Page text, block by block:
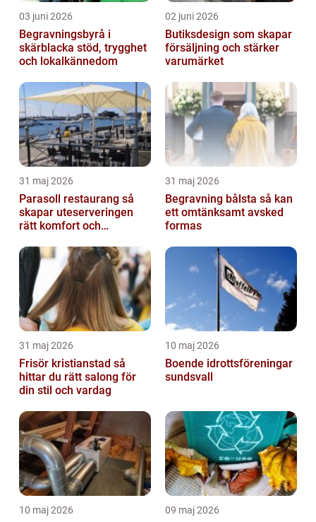
03 juni 2026
Begravningsbyrå i
skärblacka stöd, trygghet
och lokalkännedom
02 juni 2026
Butiksdesign som skapar
försäljning och stärker
varumärket
31 maj 2026
Parasoll restaurang så
skapar uteserveringen
rätt komfort och
31 maj 2026
Begravning bålsta så kan
ett omtänksamt avsked
formas
31 maj 2026
Frisör kristianstad så
hittar du rätt salong för
din stil och vardag
10 maj 2026
Boende idrottsföreningar
sundsvall
10 maj 2026 09 maj 2026